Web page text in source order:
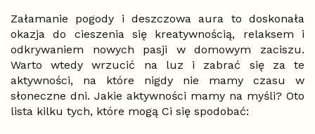
Załamanie pogody i deszczowa aura to doskonała
okazja do cieszenia się kreatywnością, relaksem i
odkrywaniem nowych pasji w domowym zaciszu.
Warto wtedy wrzucić na luz i zabrać się za te
aktywności, na które nigdy nie mamy czasu w
słoneczne dni. Jakie aktywności mamy na myśli? Oto
lista kilku tych, które mogą Ci się spodobać: